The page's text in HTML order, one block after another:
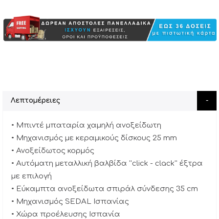
Λεπτομέρειες
• Μπιντέ μπαταρία χαμηλή ανοξείδωτη
• Μηχανισμός με κεραμικούς δίσκους 25 mm
• Ανοξείδωτος κορμός
• Αυτόματη μεταλλική βαλβίδα ''click - clack'' έξτρα
με επιλογή
• Εύκαμπτα ανοξείδωτα σπιράλ σύνδεσης 35 cm
• Μηχανισμός SEDAL Ισπανίας
• Χώρα προέλευσης Ισπανία